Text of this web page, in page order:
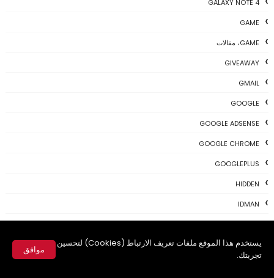
يستخدم هذا الموقع ملفات تعريف الارتباط (Cookies) لتحسين
تجربتك.
موافق
GALAXY NOTE 4
GAME
GAME، مقالات
GIVEAWAY
GMAIL
GOOGLE
GOOGLE ADSENSE
GOOGLE CHROME
GOOGLEPLUS
HIDDEN
IDMAN
IPHONE